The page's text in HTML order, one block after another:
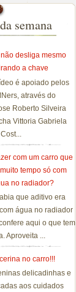
semana
desliga mesmo
a chave
é apoiado pelos
através do
Roberto Silveira
Vittoria Gabriela
com um carro que
tempo só com
no radiador?
que aditivo era
água no radiador
aqui o que tem
Aproveita ...
no carro!!!
delicadinhas e
aos cuidados